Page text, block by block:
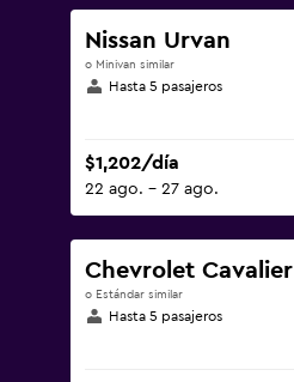
Nissan Urvan
o Minivan similar
Hasta 5 pasajeros
$1,202/día
22 ago. - 27 ago.
Chevrolet Cavalier
o Estándar similar
Hasta 5 pasajeros